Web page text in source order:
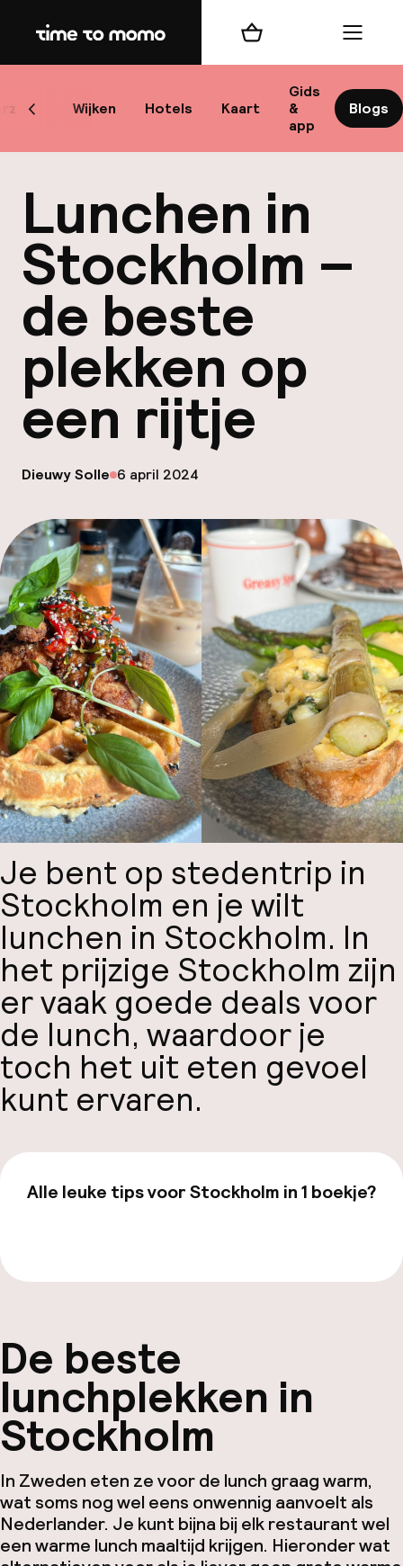
Home
Wijken Hotels Kaart
Gids
&
app
Blogs
Scroll naar links
Winkelmand Menu
Lunchen in
Stockholm –
de beste
plekken op
een rijtje
Gepubliceerd door
Dieuwy Solle op
6 april 2024
Je bent op stedentrip in
Stockholm en je wilt
lunchen in Stockholm. In
het prijzige Stockholm zijn
er vaak goede deals voor
de lunch, waardoor je
toch het uit eten gevoel
kunt ervaren.
Alle leuke tips voor Stockholm in 1 boekje?
De beste
lunchplekken in
Stockholm
In Zweden eten ze voor de lunch graag warm,
wat soms nog wel eens onwennig aanvoelt als
Nederlander. Je kunt bijna bij elk restaurant wel
een warme lunch maaltijd krijgen. Hieronder wat